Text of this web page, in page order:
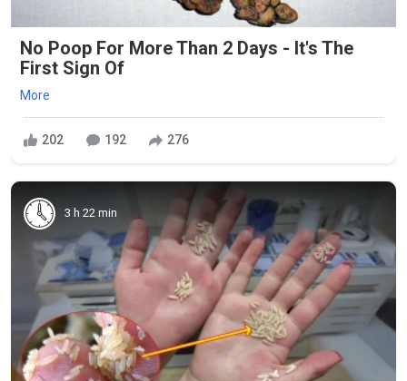
No Poop For More Than 2 Days - It's The
First Sign Of
More
202 192 276
3 h 22 min